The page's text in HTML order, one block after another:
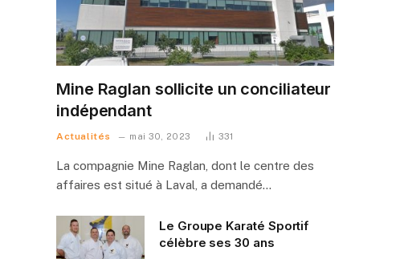
Mine Raglan sollicite un conciliateur
indépendant
Actualités mai 30, 2023 331
La compagnie Mine Raglan, dont le centre des
affaires est situé à Laval, a demandé…
Le Groupe Karaté Sportif
célèbre ses 30 ans